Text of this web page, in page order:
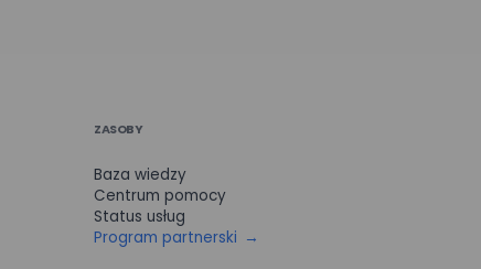
ZASOBY
Baza wiedzy
Centrum pomocy
Status usług
Program partnerski